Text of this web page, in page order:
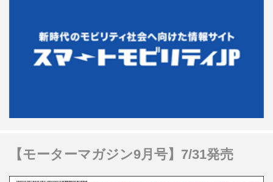
【モーターマガジン9月号】7/31発売